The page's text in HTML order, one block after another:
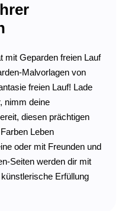
mit Geparden freien Lauf
Malvorlagen von
freien Lauf! Lade
nimm deine
diesen prächtigen
Leben
oder mit Freunden und
Seiten werden dir mit
Erfüllung